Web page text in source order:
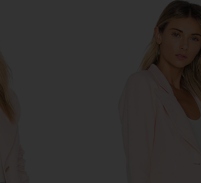
Duchess Blazer in Ballet Pink